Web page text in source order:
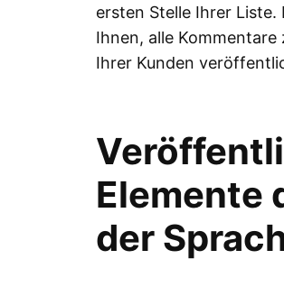
ersten Stelle Ihrer
Ihnen, alle
Ihrer Kunden
Elemente
der